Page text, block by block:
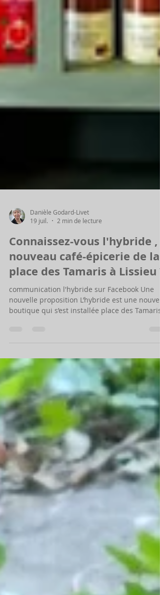
Danièle Godard-Livet
Connaissez-vous l'hybride ,
nouveau café-épicerie de la
place des Tamaris à Lissieu ?
communication l'hybride sur Facebook Une
épicerie fine, restauration, exposition, c’est
l’hybridation qu’expérimente sa créatrice pour
notre plus grand plaisir. Le lieu est très
joliment arrangé, tout est choisi avec goût des
produits à la décoration et aux œuvres
exposées, tout est à l’image de l’hôtesse,
et petite fille de vi